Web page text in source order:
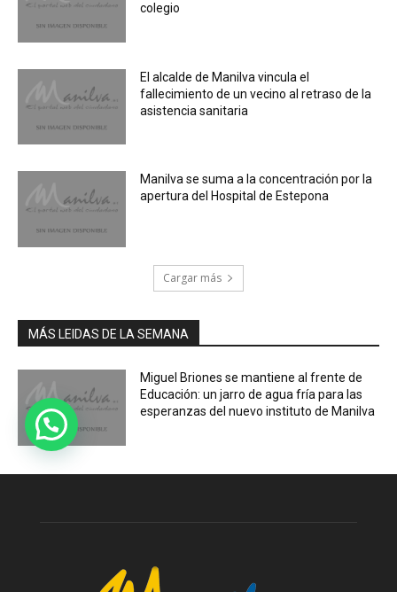
colegio
El alcalde de Manilva vincula el
fallecimiento de un vecino al retraso de la
asistencia sanitaria
Manilva se suma a la concentración por la
apertura del Hospital de Estepona
Cargar más
MÁS LEIDAS DE LA SEMANA
Miguel Briones se mantiene al frente de
Educación: un jarro de agua fría para las
esperanzas del nuevo instituto de Manilva